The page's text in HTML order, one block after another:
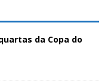
da Copa do